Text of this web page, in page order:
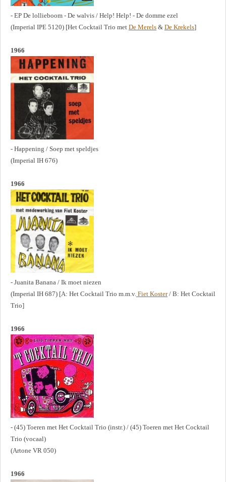
- EP De lollieboom - De walvis / Help! Help! - De domme ezel
(Imperial IPE 5120) [Het Cocktail Trio met De Merels & De Krekels]
1966
- Happening / Soep met speldjes
(Imperial IH 676)
1966
- Juanita Banana / Ik moet niezen
(Imperial IH 687) [A: Het Cocktail Trio m.m.v. Fiet Koster/ B: Het Cocktail
Trio]
1966
- (45) Toeren met Het Cocktail Trio (instr.) / (45) Toeren met Het Cocktail
Trio (vocaal)
(Artone VR 050)
1966